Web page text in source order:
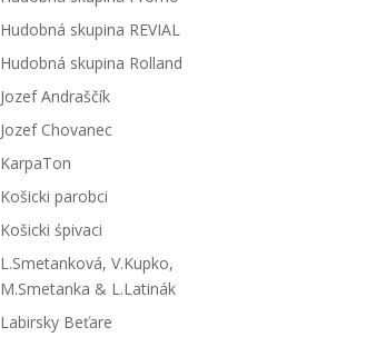
Hudobná skupina REVIAL
Hudobná skupina Rolland
Jozef Andraščík
Jozef Chovanec
KarpaTon
Košicki parobci
Košicki śpivaci
L.Smetanková, V.Kupko,
M.Smetanka & L.Latinák
Labirsky Beťare